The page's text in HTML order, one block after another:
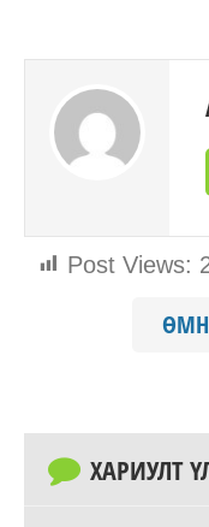
Post Views:
ХАРИУЛТ